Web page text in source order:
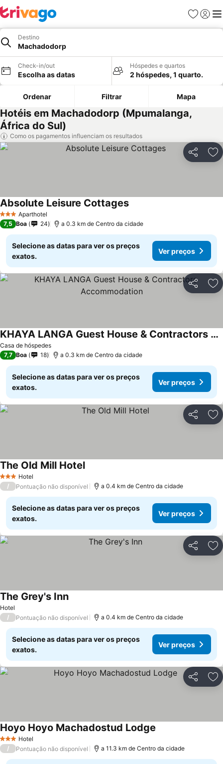
Favoritos
Iniciar
Destino
Machadodorp
Check-in/out
Escolha as datas
Hóspedes e quartos
2 hóspedes, 1 quarto.
Ordenar Filtrar Mapa
Hotéis em Machadodorp (Mpumalanga,
África do Sul)
Como os pagamentos influenciam os resultados
Partilhar
3 EstrelasAparthotel
Absolute Leisure CottagesVer preços
7,5 Boa 24 a 0.3 km de Centro da cidade
Selecione as datas para ver os preços
exatos.
Ver preços
Partilhar
Casa de hóspedes
KHAYA LANGA Guest House & Contractors Accommodation
Ver preços
7,7 Boa 18 a 0.3 km de Centro da cidade
Selecione as datas para ver os preços
exatos.
Ver preços
Partilhar
3 EstrelasHotel
The Old Mill HotelVer preços
/ Pontuação não disponível a 0.4 km de Centro da cidade
Selecione as datas para ver os preços
exatos.
Ver preços
Partilhar
Hotel
The Grey's InnVer preços
/ Pontuação não disponível a 0.4 km de Centro da cidade
Selecione as datas para ver os preços
exatos.
Ver preços
Partilhar
3 EstrelasHotel
Hoyo Hoyo Machadostud Lodge
/ Pontuação não disponível a 11.3 km de Centro da cidade